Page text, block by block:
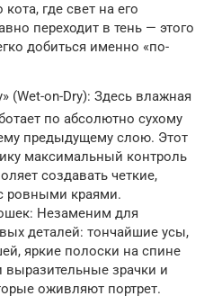
кота, где свет на его
переходит в тень — этого
добиться именно «по-
(Wet-on-Dry): Здесь влажная
по абсолютно сухому
предыдущему слою. Этот
максимальный контроль
создавать четкие,
ровными краями.
Незаменим для
деталей: тончайшие усы,
яркие полоски на спине
выразительные зрачки и
оживляют портрет.